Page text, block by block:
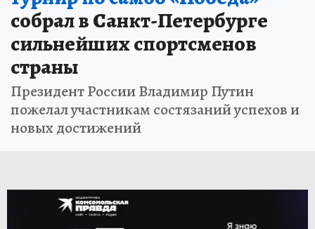
собрал в Санкт-Петербурге
сильнейших спортсменов
страны
Президент России Владимир Путин
пожелал участникам состязаний успехов и
новых достижений